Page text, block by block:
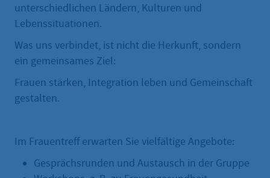
unterschiedlichen Ländern, Kulturen und
Lebenssituationen.
Was uns verbindet, ist nicht die Herkunft, sondern
ein gemeinsames Ziel:
Frauen stärken, Integration leben und Gemeinschaft
gestalten.
Im Frauentreff erwarten Sie vielfältige Angebote:
Gesprächsrunden und Austausch in der Gruppe